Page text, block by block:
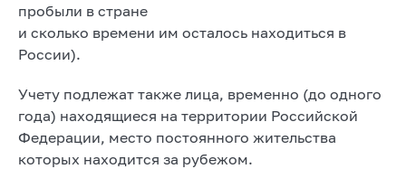
пробыли в стране
и сколько времени им осталось находиться в
России).
Учету подлежат также лица, временно (до одного
года) находящиеся на территории Российской
Федерации, место постоянного жительства
которых находится за рубежом.